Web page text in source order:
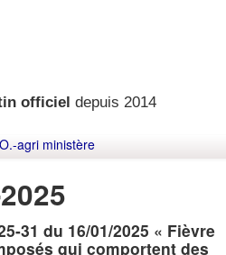
officiel depuis 2014
agri ministère
31 du 16/01/2025 « Fièvre
qui comportent des